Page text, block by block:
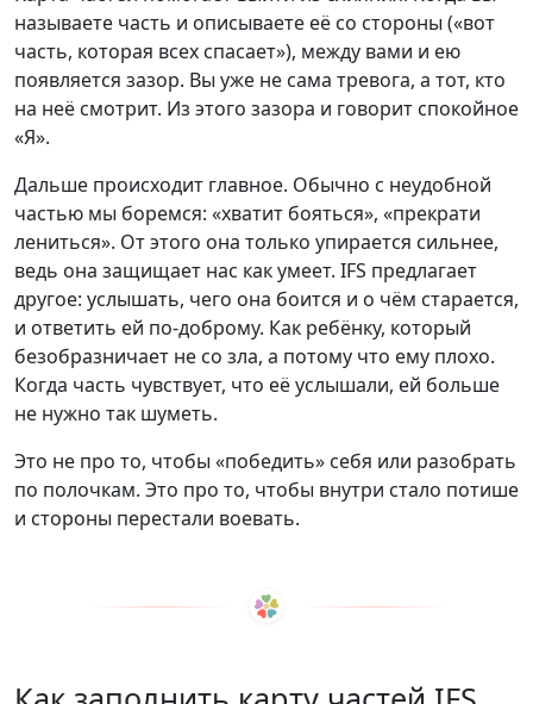
называете часть и описываете её со стороны («вот
часть, которая всех спасает»), между вами и ею
появляется зазор. Вы уже не сама тревога, а тот, кто
на неё смотрит. Из этого зазора и говорит спокойное
«Я».
Дальше происходит главное. Обычно с неудобной
частью мы боремся: «хватит бояться», «прекрати
лениться». От этого она только упирается сильнее,
ведь она защищает нас как умеет. IFS предлагает
другое: услышать, чего она боится и о чём старается,
и ответить ей по-доброму. Как ребёнку, который
безобразничает не со зла, а потому что ему плохо.
Когда часть чувствует, что её услышали, ей больше
не нужно так шуметь.
Это не про то, чтобы «победить» себя или разобрать
по полочкам. Это про то, чтобы внутри стало потише
и стороны перестали воевать.